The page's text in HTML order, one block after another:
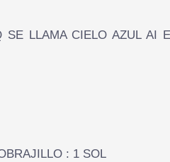
SE LLAMA CIELO AZUL AI
: 1 SOL